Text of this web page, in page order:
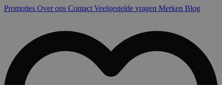
Promoties Over ons Contact Veelgestelde vragen Merken Blog